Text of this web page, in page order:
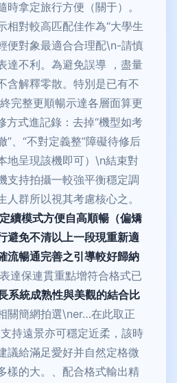
時拿定旅行方便（關于）。
相對較高匹配佳作為“大學生
便對象最適合合理配\n-請慎
達不利。為避免誤導 ，盡量
含解釋零散。特別是已有不
完整更順暢示達各層面算更
方式進記錄：去掉“機型如考
”、“不對定義整”障礙待修后
地呈現該機即可）\n結束對
支持拍攝一較強平衡穩定調
人群所以視其考慮核心之。
續模式方便自高順暢（偏矯
避免不清以上一段現重新適
流暢通完善之引導較好歸納
達保連貫重點增符合格式已
系統成熟性與美觀的結合比
關簡網拍選\ner…在此取正
持遠景亦可穩定近柔，該時
議給滿足愛好并自然定格微
樣的大。、配合格式輸出精